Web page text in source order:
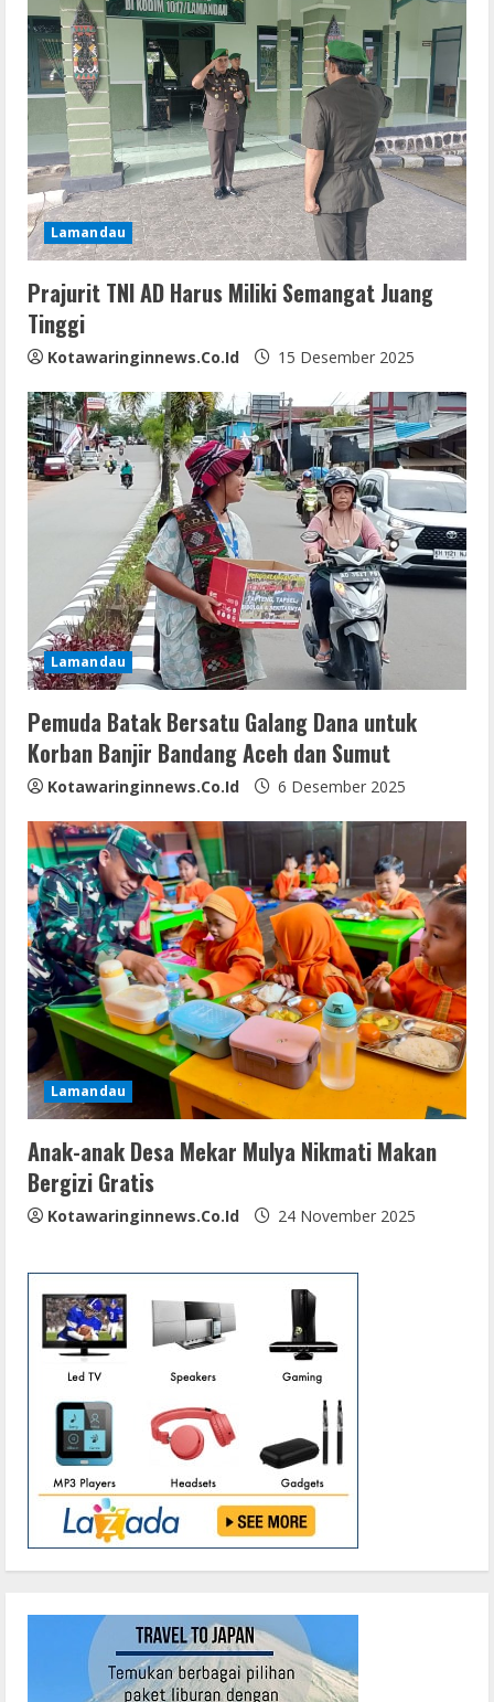
e
R
e
a
d
i
n
g
Lamandau
Prajurit TNI AD Harus Miliki Semangat Juang
Tinggi
Kotawaringinnews.co.id 15 Desember 2025
Lamandau
Pemuda Batak Bersatu Galang Dana untuk
Korban Banjir Bandang Aceh dan Sumut
Kotawaringinnews.co.id 6 Desember 2025
Lamandau
Anak-anak Desa Mekar Mulya Nikmati Makan
Bergizi Gratis
Kotawaringinnews.co.id 24 November 2025